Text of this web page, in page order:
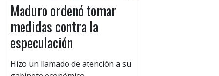
Maduro ordenó tomar
medidas contra la
especulación
Hizo un llamado de atención a su